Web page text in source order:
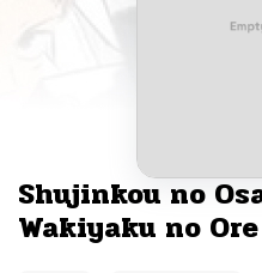
Shujinkou no
Wakiyaku no